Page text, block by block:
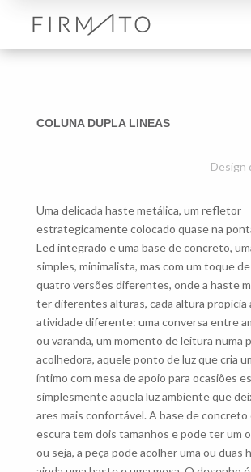
COLUNA DUPLA LINEAS
Design
Uma delicada haste metálica, um refletor
estrategicamente colocado quase na
Led integrado e uma base de concreto,
simples, minimalista, mas com um toque
quatro versões diferentes, onde a haste
ter diferentes alturas, cada altura propícia
atividade diferente: uma conversa entre
ou varanda, um momento de leitura numa
acolhedora, aquele ponto de luz que cria
íntimo com mesa de apoio para ocasiões
simplesmente aquela luz ambiente que
ares mais confortável. A base de
escura tem dois tamanhos e pode ter um
ou seja, a peça pode acolher uma ou duas